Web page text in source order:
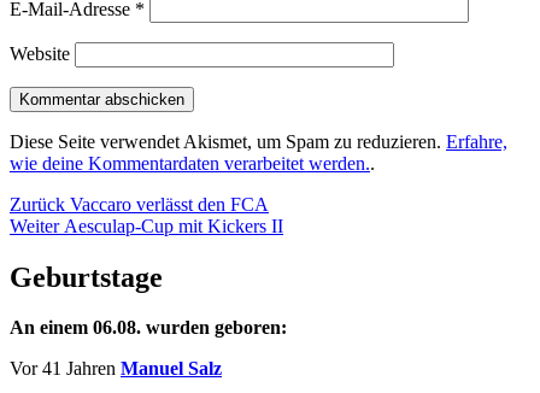
E-Mail-Adresse *
Website
Diese Seite verwendet Akismet, um Spam zu reduzieren. Erfahre,
wie deine Kommentardaten verarbeitet werden..
Beitragsnavigation
Zurück Vorheriger
Beitrag:
Vaccaro verlässt den FCA
Weiter Nächster
Aesculap-Cup mit Kickers II
Geburtstage
An einem 06.08. wurden geboren:
Vor 41 Jahren Manuel Salz